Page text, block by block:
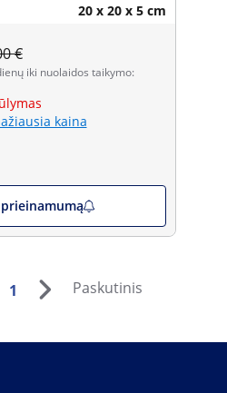
20 x 20 x 5 cm
€
iki nuolaidos taikymo:
kaina
1 Paskutinis